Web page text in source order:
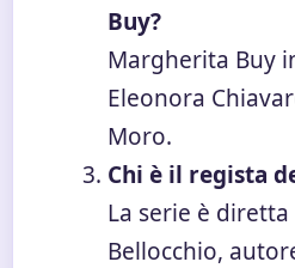
Buy?
Margherita Buy
Eleonora
Moro.
Chi è il regista
La serie è
Bellocchio,